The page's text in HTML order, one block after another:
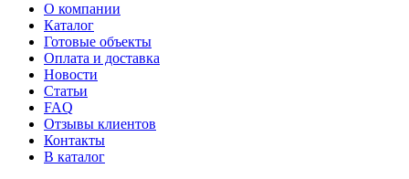
О компании
Каталог
Готовые объекты
Оплата и доставка
Новости
Статьи
FAQ
Отзывы клиентов
Контакты
В каталог